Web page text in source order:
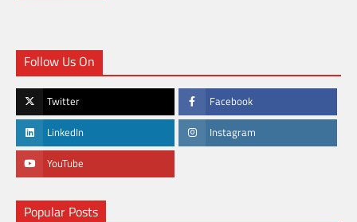
Follow Us On
Twitter Facebook
LinkedIn Instagram
YouTube
Popular Posts